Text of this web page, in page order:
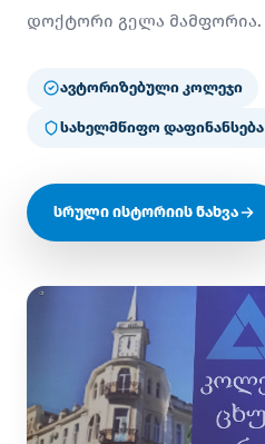
დოქტორი გელა მამფორია.
ავტორიზებული კოლეჯი
სახელმწიფო დაფინანსება
სრული ისტორიის ნახვა